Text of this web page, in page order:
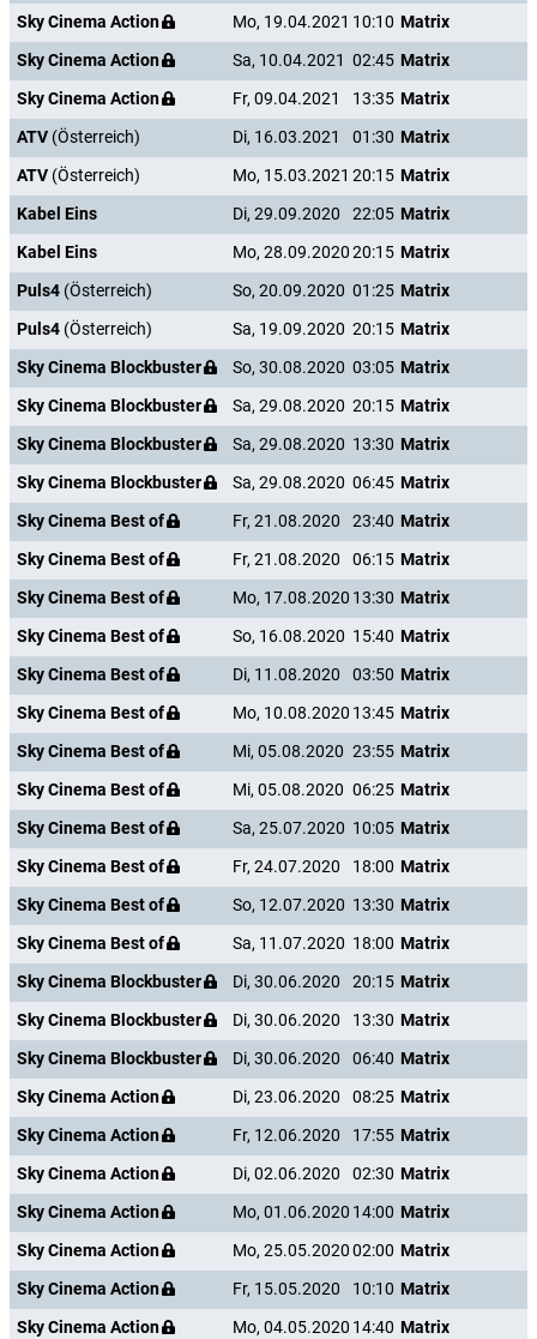
Sky Cinema Action Mo, 19.04.2021 10:10 Matrix
Sky Cinema Action
Sa, 10.04.2021 02:45 Matrix
Sky Cinema Action
Fr, 09.04.2021 13:35 Matrix
ATV (Österreich) Di, 16.03.2021 01:30 Matrix
ATV (Österreich) Mo, 15.03.2021 20:15 Matrix
Kabel Eins
Di, 29.09.2020 22:05 Matrix
Kabel Eins
Mo, 28.09.202020:15 Matrix
Puls4 (Österreich) So, 20.09.2020 01:25 Matrix
Puls4 (Österreich) Sa, 19.09.2020 20:15 Matrix
Sky Cinema Blockbuster
So, 30.08.2020 03:05 Matrix
Sky Cinema Blockbuster
Sa, 29.08.2020 20:15 Matrix
Sky Cinema Blockbuster
Sa, 29.08.2020 13:30 Matrix
Sky Cinema Blockbuster
Sa, 29.08.2020 06:45 Matrix
Sky Cinema Best of
Fr, 21.08.2020 23:40 Matrix
Sky Cinema Best of
Fr, 21.08.2020 06:15 Matrix
Sky Cinema Best of
Mo, 17.08.2020 13:30 Matrix
Sky Cinema Best of
So, 16.08.2020 15:40 Matrix
Sky Cinema Best of
Di, 11.08.2020 03:50 Matrix
Sky Cinema Best of
Mo, 10.08.2020 13:45 Matrix
Sky Cinema Best of
Mi, 05.08.2020 23:55 Matrix
Sky Cinema Best of
Mi, 05.08.2020 06:25 Matrix
Sky Cinema Best of
Sa, 25.07.2020 10:05 Matrix
Sky Cinema Best of
Fr, 24.07.2020 18:00 Matrix
Sky Cinema Best of
So, 12.07.2020 13:30 Matrix
Sky Cinema Best of
Sa, 11.07.2020 18:00 Matrix
Sky Cinema Blockbuster
Di, 30.06.2020 20:15 Matrix
Sky Cinema Blockbuster
Di, 30.06.2020 13:30 Matrix
Sky Cinema Blockbuster
Di, 30.06.2020 06:40 Matrix
Sky Cinema Action
Di, 23.06.2020 08:25 Matrix
Sky Cinema Action
Fr, 12.06.2020 17:55 Matrix
Sky Cinema Action
Di, 02.06.2020 02:30 Matrix
Sky Cinema Action
Mo, 01.06.2020 14:00 Matrix
Sky Cinema Action
Mo, 25.05.202002:00 Matrix
Sky Cinema Action
Fr, 15.05.2020 10:10 Matrix
Sky Cinema Action
Mo, 04.05.2020 14:40 Matrix